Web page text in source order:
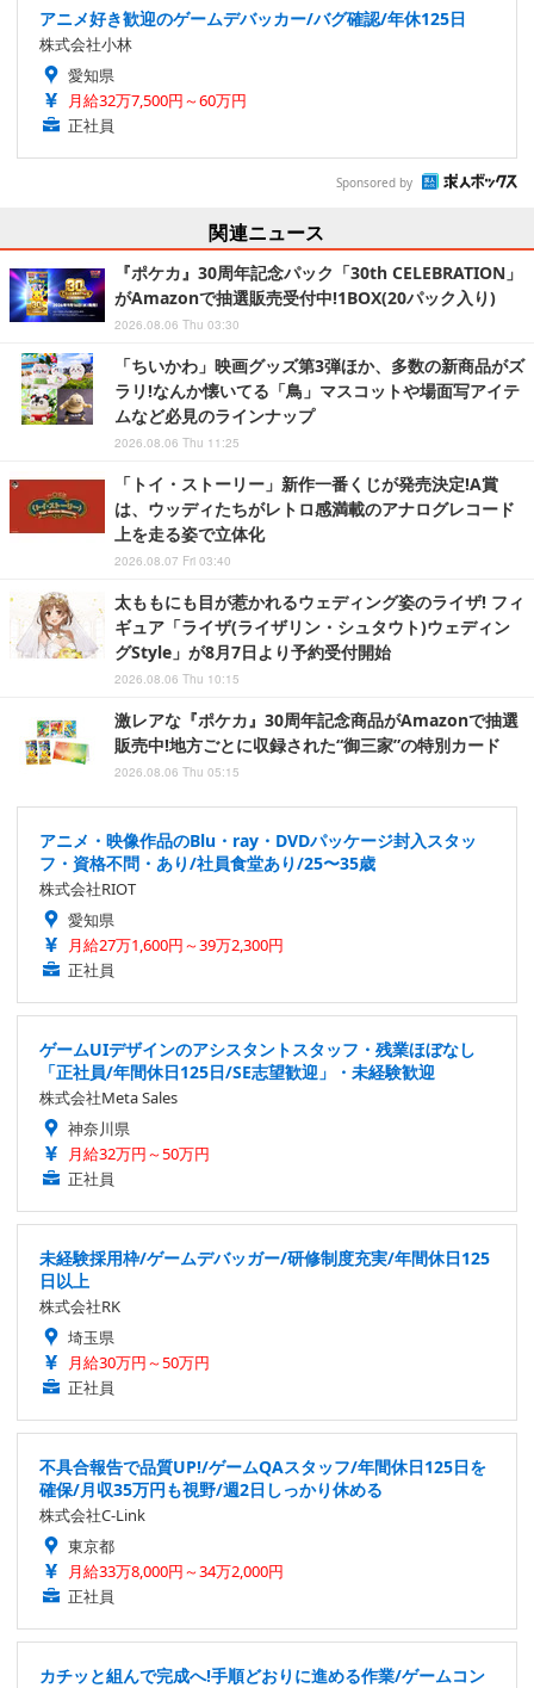
アニメ好き歓迎のゲームデバッカー/バグ確認/年休125日
株式会社小林
愛知県
月給32万7,500円～60万円
正社員
Sponsored by
関連ニュース
『ポケカ』30周年記念パック「30th CELEBRATION」
がAmazonで抽選販売受付中!1BOX(20パック入り)
2026.08.06 Thu 03:30
「ちいかわ」映画グッズ第3弾ほか、多数の新商品がズ
ラリ!なんか懐いてる「鳥」マスコットや場面写アイテ
ムなど必見のラインナップ
2026.08.06 Thu 11:25
「トイ・ストーリー」新作一番くじが発売決定!A賞
は、ウッディたちがレトロ感満載のアナログレコード
上を走る姿で立体化
2026.08.07 Fri 03:40
太ももにも目が惹かれるウェディング姿のライザ! フィ
ギュア「ライザ(ライザリン・シュタウト)ウェディン
グStyle」が8月7日より予約受付開始
2026.08.06 Thu 10:15
激レアな『ポケカ』30周年記念商品がAmazonで抽選
販売中!地方ごとに収録された“御三家”の特別カード
2026.08.06 Thu 05:15
アニメ・映像作品のBlu・ray・DVDパッケージ封入スタッ
フ・資格不問・あり/社員食堂あり/25〜35歳
株式会社RIOT
愛知県
月給27万1,600円～39万2,300円
正社員
ゲームUIデザインのアシスタントスタッフ・残業ほぼなし
「正社員/年間休日125日/SE志望歓迎」・未経験歓迎
株式会社Meta Sales
神奈川県
月給32万円～50万円
正社員
未経験採用枠/ゲームデバッガー/研修制度充実/年間休日125
日以上
株式会社RK
埼玉県
月給30万円～50万円
正社員
不具合報告で品質UP!/ゲームQAスタッフ/年間休日125日を
確保/月収35万円も視野/週2日しっかり休める
株式会社C-Link
東京都
月給33万8,000円～34万2,000円
正社員
カチッと組んで完成へ!手順どおりに進める作業/ゲームコン